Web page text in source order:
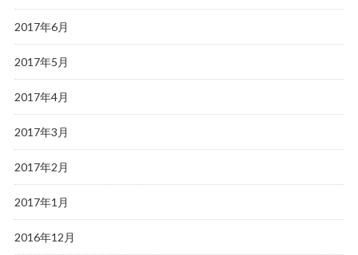
2017年6月
2017年5月
2017年4月
2017年3月
2017年2月
2017年1月
2016年12月